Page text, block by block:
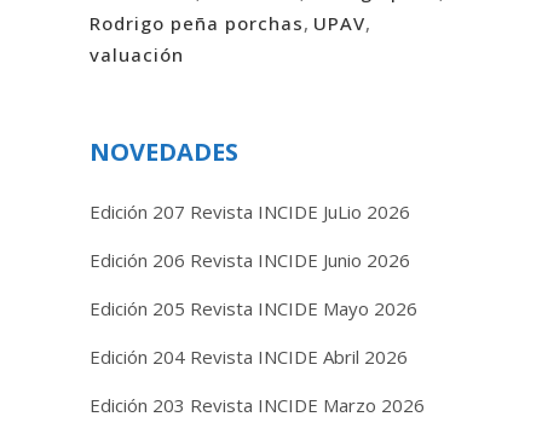
Rodrigo peña porchas, UPAV,
valuación
NOVEDADES
Edición 207 Revista INCIDE JuLio 2026
Edición 206 Revista INCIDE Junio 2026
Edición 205 Revista INCIDE Mayo 2026
Edición 204 Revista INCIDE Abril 2026
Edición 203 Revista INCIDE Marzo 2026